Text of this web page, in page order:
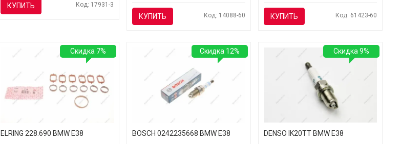
КУПИТЬ Код: 17931-3
КУПИТЬ Код: 14088-60 КУПИТЬ Код: 61423-60
ELRING 228.690 BMW E38
Скидка 7%
BOSCH 0242235668 BMW E38
Скидка 12%
DENSO IK20TT BMW E38
Скидка 9%